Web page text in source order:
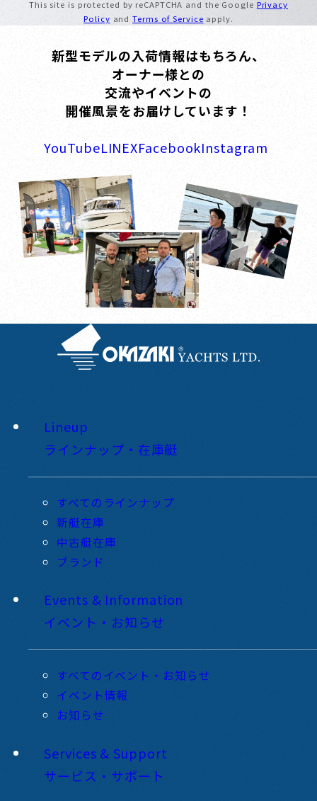
This site is protected by reCAPTCHA and the Google Privacy
Policy andTerms of Service apply.
新型モデルの入荷情報はもちろん、
オーナー様との
交流やイベントの
開催風景をお届けしています！
YouTubeLINEXFacebookInstagram
Lineup
ラインナップ・在庫艇
すべてのラインナップ
新艇在庫
中古艇在庫
ブランド
Events & Information
イベント・お知らせ
すべてのイベント・お知らせ
イベント情報
お知らせ
Services & Support
サービス・サポート